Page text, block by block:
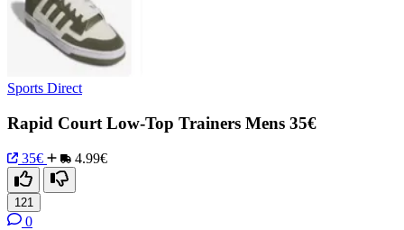
Sports Direct
Rapid Court Low-Top Trainers Mens 35€
35€ 4.99€
121
0